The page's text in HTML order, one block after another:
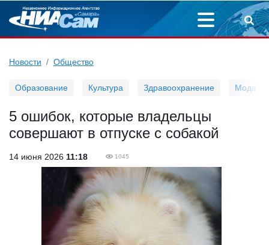
Новости Общество
Образование Культура Здравоохранение Мода
5 ошибок, которые владельцы
совершают в отпуске с собакой
14 июня 2026 11:18 1045